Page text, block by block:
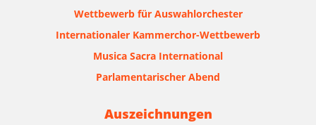
Wettbewerb für Auswahlorchester
Internationaler Kammerchor-Wettbewerb
Musica Sacra International
Parlamentarischer Abend
Auszeichnungen